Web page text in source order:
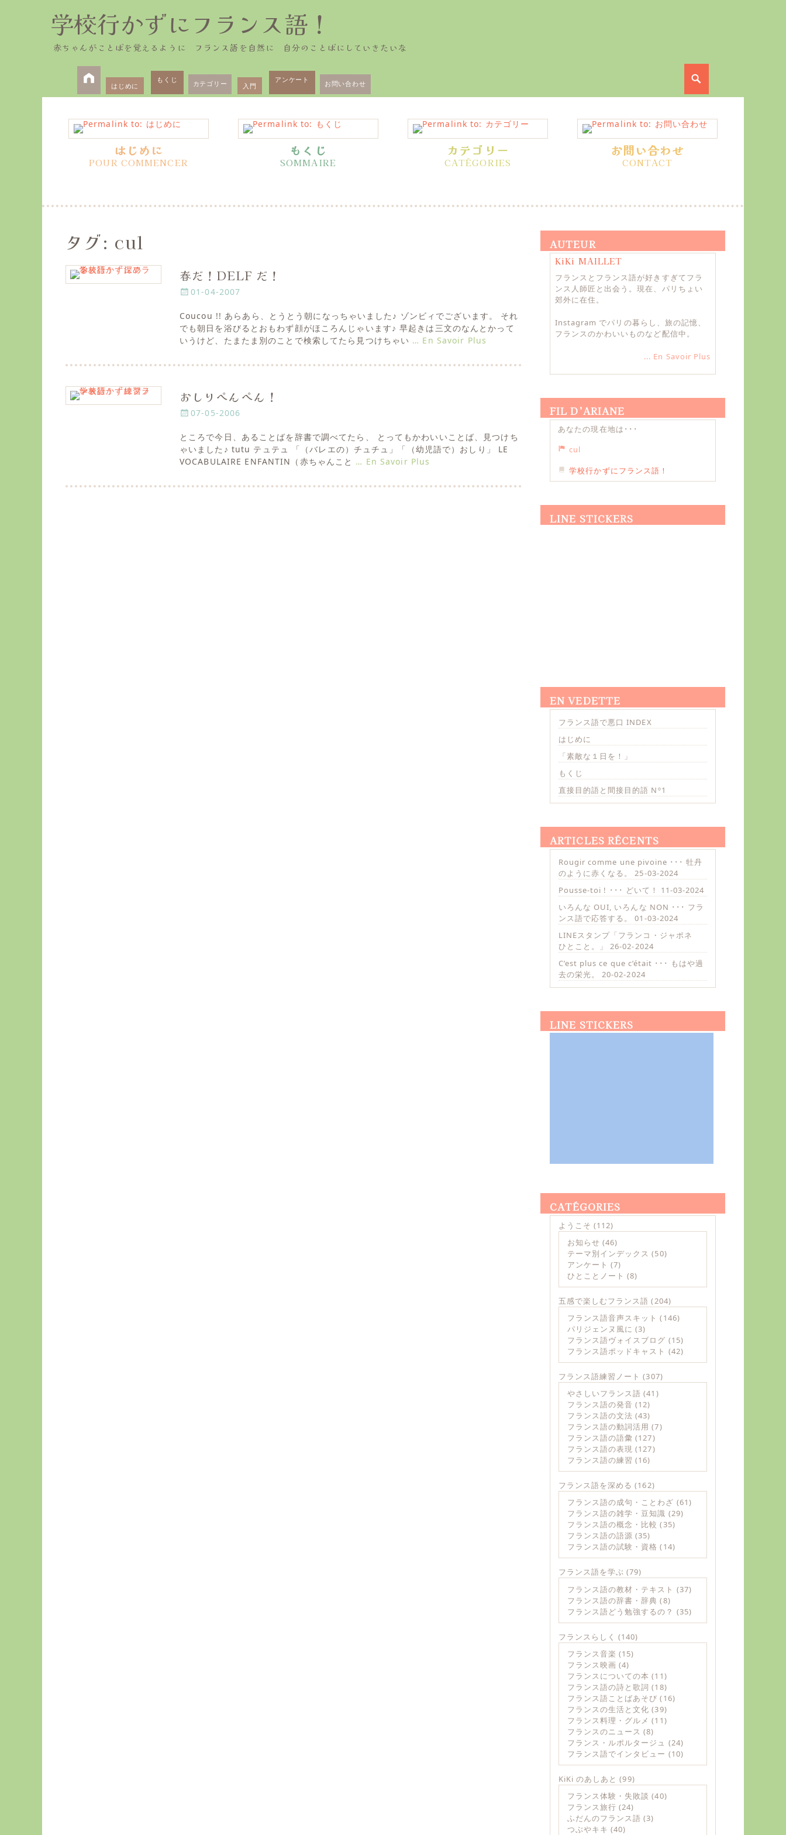
学校行かずにフランス語！
赤ちゃんがことばを覚えるように フランス語を自然に 自分のことばにしていきたいな
Primary
Menu
Skip
to
content
はじめに
もくじ カテゴリー 入門
アンケート お問い合わせ
はじめに もくじ カテゴリー お問い合わせ
タグ: cul
春だ！DELF だ！
P
s
t
e
o
01-04-2007
Coucou !! あらあら、とうとう朝になっちゃいました♪ ゾンビィでございます。 それ
でも朝日を浴びるとおもわず顔がほころんじゃいます♪ 早起きは三文のなんとかって
いうけど、たまたま別のことで検索してたら見つけちゃい … En Savoir Plus
おしりぺんぺん！
P
s
t
e
o
07-05-2006
ところで今日、あることばを辞書で調べてたら、 とってもかわいいことば、見つけち
ゃいました♪ tutu テュテュ 「（バレエの）チュチュ」「（幼児語で）おしり」 LE
VOCABULAIRE ENFANTIN（赤ちゃんこと … En Savoir Plus
AUTEUR
KiKi MAILLET
フランスとフランス語が好きすぎてフラ
ンス人師匠と出会う。現在、パリちょい
郊外に在住。
Instagram でパリの暮らし、旅の記憶、
フランスのかわいいものなど配信中。
... En Savoir Plus
FIL D’ARIANE
あなたの現在地は･･･
cul
学校行かずにフランス語！
LINE STICKERS
EN VEDETTE
フランス語で悪口 INDEX
はじめに
「素敵な１日を！」
もくじ
直接目的語と間接目的語 Nº1
ARTICLES RÉCENTS
Rougir comme une pivoine ･･･ 牡丹
のように赤くなる。
25-03-2024
Pousse-toi ! ･･･ どいて！
11-03-2024
いろんな OUI, いろんな NON ･･･ フラ
ンス語で応答する。
01-03-2024
LINEスタンプ「フランコ・ジャポネ
ひとこと。」
26-02-2024
C’est plus ce que c’était ･･･ もはや過
去の栄光。
20-02-2024
LINE STICKERS
CATÉGORIES
ようこそ (112)
お知らせ (46)
テーマ別インデックス (50)
アンケート (7)
ひとことノート (8)
五感で楽しむフランス語 (204)
フランス語音声スキット (146)
パリジェンヌ風に (3)
フランス語ヴォイスブログ (15)
フランス語ポッドキャスト (42)
フランス語練習ノート (307)
やさしいフランス語 (41)
フランス語の発音 (12)
フランス語の文法 (43)
フランス語の動詞活用 (7)
フランス語の語彙 (127)
フランス語の表現 (127)
フランス語の練習 (16)
フランス語を深める (162)
フランス語の成句・ことわざ (61)
フランス語の雑学・豆知識 (29)
フランス語の概念・比較 (35)
フランス語の語源 (35)
フランス語の試験・資格 (14)
フランス語を学ぶ (79)
フランス語の教材・テキスト (37)
フランス語の辞書・辞典 (8)
フランス語どう勉強するの？ (35)
フランスらしく (140)
フランス音楽 (15)
フランス映画 (4)
フランスについての本 (11)
フランス語の詩と歌詞 (18)
フランス語ことばあそび (16)
フランスの生活と文化 (39)
フランス料理・グルメ (11)
フランスのニュース (8)
フランス・ルポルタージュ (24)
フランス語でインタビュー (10)
KiKi のあしあと (99)
フランス体験・失敗談 (40)
フランス旅行 (24)
ふだんのフランス語 (3)
つぶやキキ (40)